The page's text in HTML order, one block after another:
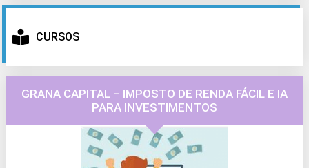
CURSOS
GRANA CAPITAL – IMPOSTO DE RENDA FÁCIL E IA
PARA INVESTIMENTOS